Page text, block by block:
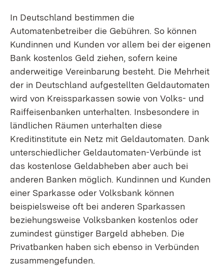
In Deutschland bestimmen die
Automatenbetreiber die Gebühren. So können
Kundinnen und Kunden vor allem bei der eigenen
Bank kostenlos Geld ziehen, sofern keine
anderweitige Vereinbarung besteht. Die Mehrheit
der in Deutschland aufgestellten Geldautomaten
wird von Kreissparkassen sowie von Volks- und
Raiffeisenbanken unterhalten. Insbesondere in
ländlichen Räumen unterhalten diese
Kreditinstitute ein Netz mit Geldautomaten. Dank
unterschiedlicher Geldautomaten-Verbünde ist
das kostenlose Geldabheben aber auch bei
anderen Banken möglich. Kundinnen und Kunden
einer Sparkasse oder Volksbank können
beispielsweise oft bei anderen Sparkassen
beziehungsweise Volksbanken kostenlos oder
zumindest günstiger Bargeld abheben. Die
Privatbanken haben sich ebenso in Verbünden
zusammengefunden.